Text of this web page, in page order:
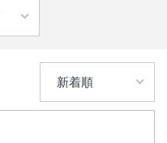
お待ち致しております。
駅徒歩5分